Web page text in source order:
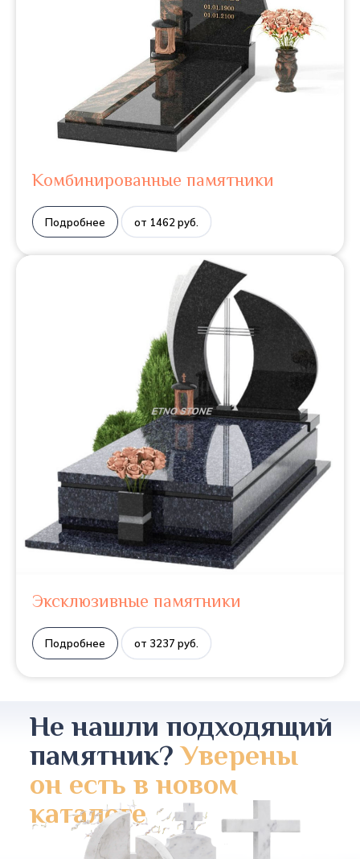
Комбинированные памятники
Подробнее от 1462 руб.
Эксклюзивные памятники
Подробнее от 3237 руб.
Не нашли подходящий
памятник?Уверены
он есть в новом
каталоге